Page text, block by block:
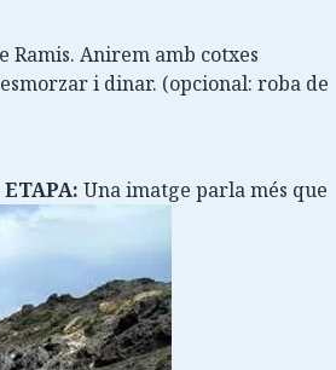
Ramis. Anirem amb cotxes
i dinar. (opcional: roba de
Una imatge parla més que